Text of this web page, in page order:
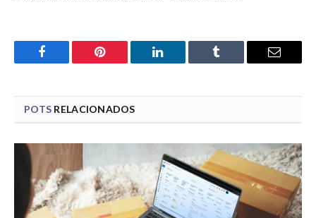
Facebook Pinterest LinkedIn Tumblr Email
POTS RELACIONADOS